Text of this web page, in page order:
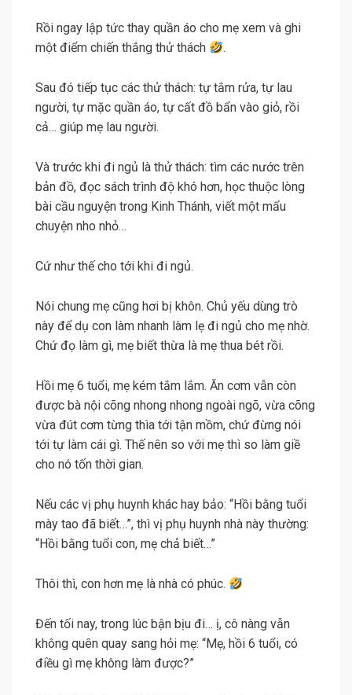
Rồi ngay lập tức thay quần áo cho mẹ xem và ghi
một điểm chiến thắng thử thách
.
Sau đó tiếp tục các thử thách: tự tắm rửa, tự lau
người, tự mặc quần áo, tự cất đồ bẩn vào giỏ, rồi
cả… giúp mẹ lau người.
Và trước khi đi ngủ là thử thách: tìm các nước trên
bản đồ, đọc sách trình độ khó hơn, học thuộc lòng
bài cầu nguyện trong Kinh Thánh, viết một mẩu
chuyện nho nhỏ…
Cứ như thế cho tới khi đi ngủ.
Nói chung mẹ cũng hơi bị khôn. Chủ yếu dùng trò
này để dụ con làm nhanh làm lẹ đi ngủ cho mẹ nhờ.
Chứ đọ làm gì, mẹ biết thừa là mẹ thua bét rồi.
Hồi mẹ 6 tuổi, mẹ kém tắm lắm. Ăn cơm vẫn còn
được bà nội cõng nhong nhong ngoài ngõ, vừa cõng
vừa đút cơm từng thìa tới tận mồm, chứ đừng nói
tới tự làm cái gì. Thế nên so với mẹ thì so làm giề
cho nó tốn thời gian.
Nếu các vị phụ huynh khác hay bảo: “Hồi bằng tuổi
mày tao đã biết…”, thì vị phụ huynh nhà này thường:
“Hồi bằng tuổi con, mẹ chả biết…”
Thôi thì, con hơn mẹ là nhà có phúc.
Đến tối nay, trong lúc bận bịu đi… ị, cô nàng vẫn
không quên quay sang hỏi mẹ: “Mẹ, hồi 6 tuổi, có
điều gì mẹ không làm được?”